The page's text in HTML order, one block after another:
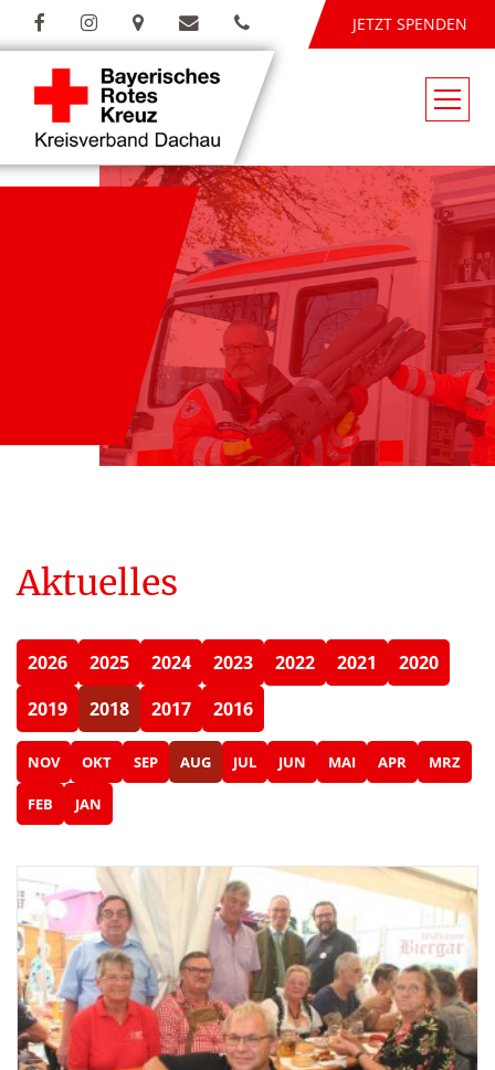
JETZT SPENDEN
Aktuelles
2026 2025 2024 2023 2022 2021
2020
2019
2018 2017 2016
NOV OKT SEP AUG JUL JUN MAI APR MRZ
FEB JAN